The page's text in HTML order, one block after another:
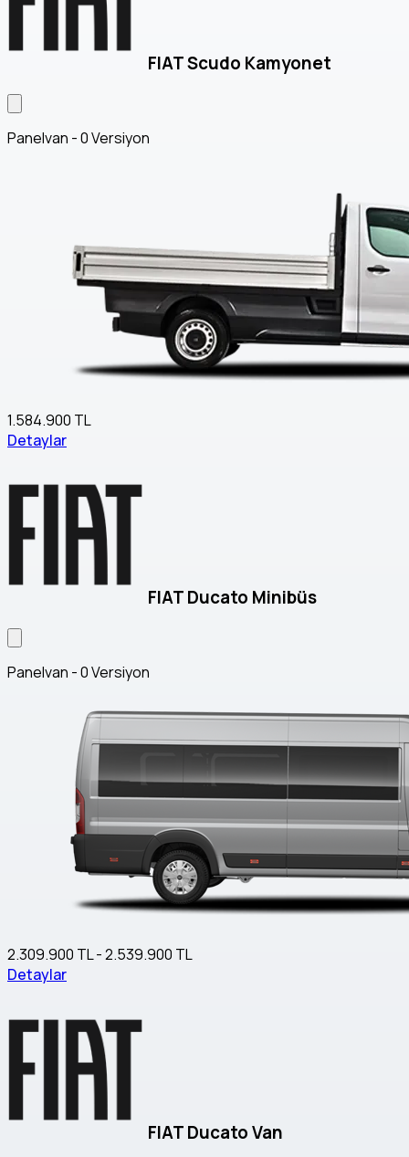
FIAT Scudo Kamyonet
Panelvan - 0 Versiyon
1.584.900 TL
Detaylar
FIAT Ducato Minibüs
Panelvan - 0 Versiyon
2.309.900 TL - 2.539.900 TL
Detaylar
FIAT Ducato Van